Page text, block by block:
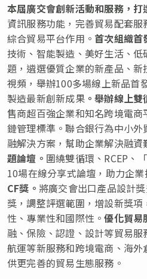
本屆廣交會創新活動和服務，打
資訊服務功能，完善貿易配套
綜合貿易平台作用。 首次組織首
技術、智能製造、美好生活、
題，遴選優質企業的新產品、
視頻，舉辦100多場線上新品首
製造最新創新成果。舉辦線上雙
售商超百強企業和知名跨境電
鏈管理標準。聯合銀行為中小
融解決方案，幫助企業解決融資
題論壇。 圍繞雙循環、RCEP、
10場在線分享式論壇，助力企
CF獎。 將廣交會出口產品設計
獎，調整評選範圍，增設新獎
性、專業性和國際性。優化貿易
融、保險、認證、設計等貿易服
航運等新服務和跨境電商、海
供更完善的貿易生態服務。